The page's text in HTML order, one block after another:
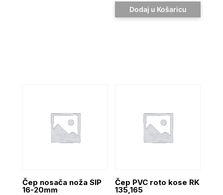
Dodaj u Košaricu
Čep nosača noža SIP
16-20mm
Čep PVC roto kose RK
135,165